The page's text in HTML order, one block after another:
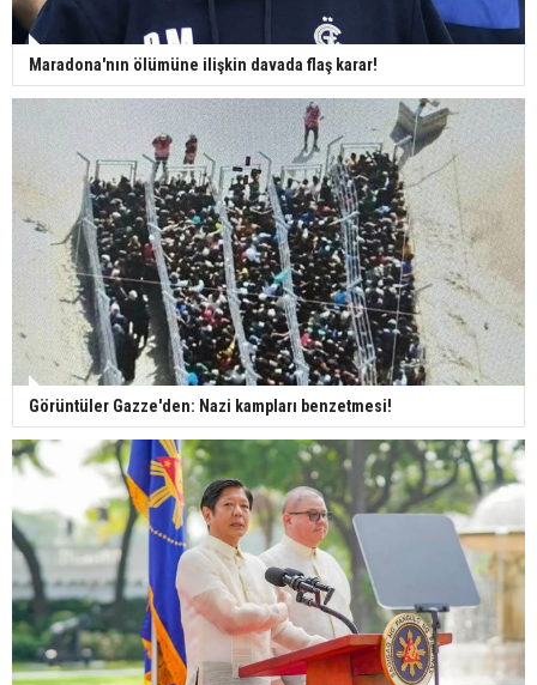
Maradona'nın ölümüne ilişkin davada flaş karar!
Görüntüler Gazze'den: Nazi kampları benzetmesi!